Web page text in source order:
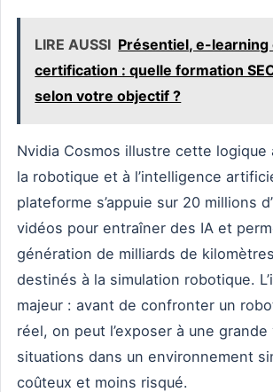
LIRE AUSSI Présentiel, e-learning
certification : quelle formation
selon votre objectif ?
Nvidia Cosmos illustre cette logique
la robotique et à l’intelligence
plateforme s’appuie sur 20 millions
vidéos pour entraîner des IA et
génération de milliards de
destinés à la simulation robotique.
majeur : avant de confronter un
réel, on peut l’exposer à une
situations dans un environnement
coûteux et moins risqué.